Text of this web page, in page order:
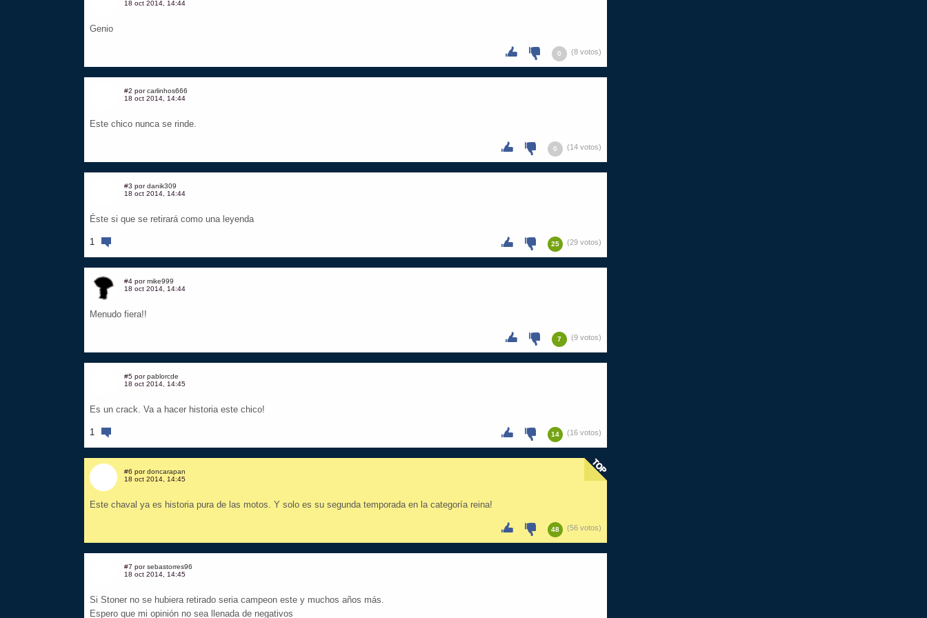
18 oct 2014, 14:44
Genio
0 (8 votos)
#2 porcarlinhos666
18 oct 2014, 14:44
Este chico nunca se rinde.
0 (14 votos)
#3 pordanik309
18 oct 2014, 14:44
Éste si que se retirará como una leyenda
1 25 (29 votos)
#4 pormike999
18 oct 2014, 14:44
Menudo fiera!!
7 (9 votos)
#5 porpablorcde
18 oct 2014, 14:45
Es un crack. Va a hacer historia este chico!
1 14 (16 votos)
#6 pordoncarapan
18 oct 2014, 14:45
Este chaval ya es historia pura de las motos. Y solo es su segunda temporada en la categoría reina!
48 (56 votos)
#7 porsebastorres96
18 oct 2014, 14:45
Si Stoner no se hubiera retirado seria campeon este y muchos años más.
Espero que mi opinión no sea llenada de negativos